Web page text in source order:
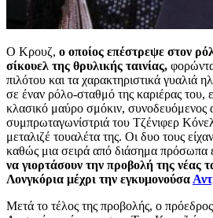
Ο Κρουζ, ο οποίος επέστρεψε στον
σίκουελ της θρυλικής ταινίας,
πιλότου και τα χαρακτηριστικά γυαλιά
σε έναν ρόλο-σταθμό της καριέρας του,
κλασικό μαύρο σμόκιν, συνοδευόμενος
συμπρωταγωνίστριά του Τζένιφερ
μεταλιζέ τουαλέτα της. Οι δυο τους
καθώς μια σειρά από διάσημα
να γιορτάσουν την προβολή της νέας
Λονγκόρια μέχρι την εγκυμονούσα
Μετά το τέλος της προβολής, ο